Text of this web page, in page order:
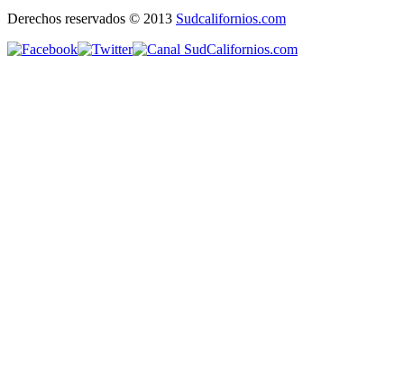
Derechos reservados © 2013 Sudcalifornios.com